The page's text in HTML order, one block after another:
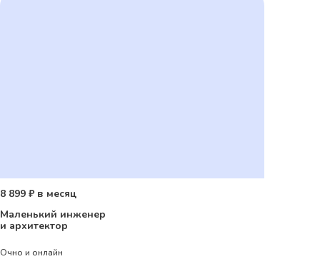
Очно и онлайн
8 899 ₽ в месяц
Маленький инженер
и архитектор